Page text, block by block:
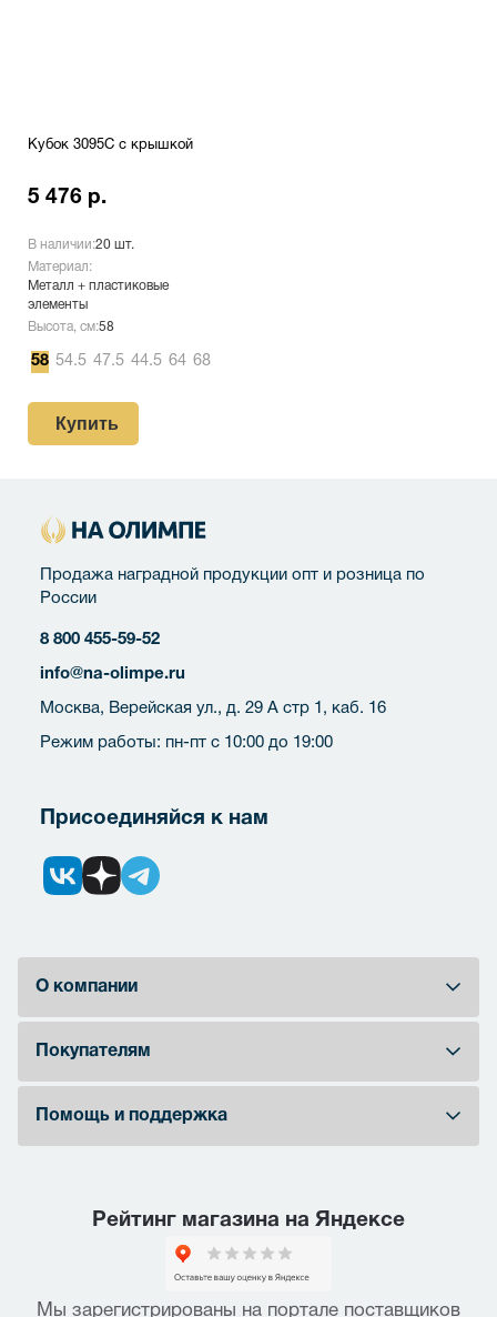
Кубок 3095C с крышкой
5 476 р.
В наличии:20 шт.
Материал:
Металл + пластиковые
элементы
Высота, см:58
58 54.5 47.5 44.5 64 68
Купить
Продажа наградной продукции опт и розница по
России
8 800 455-59-52
info@na-olimpe.ru
Москва, Верейская ул., д. 29 А стр 1, каб. 16
Режим работы: пн-пт с 10:00 до 19:00
Присоединяйся к нам
О компании
Покупателям
Помощь и поддержка
Рейтинг магазина на Яндексе
Мы зарегистрированы на портале поставщиков